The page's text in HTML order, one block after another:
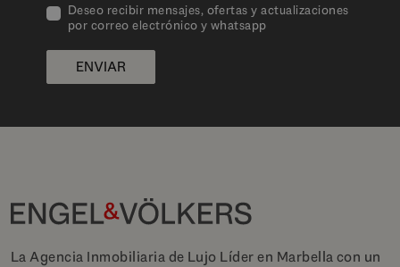
Deseo recibir mensajes, ofertas y actualizaciones
por correo electrónico y whatsapp
ENVIAR
La Agencia Inmobiliaria de Lujo Líder en Marbella con un